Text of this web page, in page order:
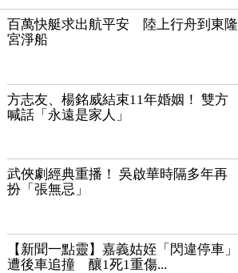
百萬快艇求出航平安 陸上行舟到東隆
宮淨船
方志友、楊銘威結束11年婚姻！ 雙方
喊話「永遠是家人」
武俠劇經典重播！ 吳啟華時隔多年再
扮「張無忌」
【新聞一點靈】嘉義姑姪「閃違停車」
遭後車追撞 釀1死1重傷...